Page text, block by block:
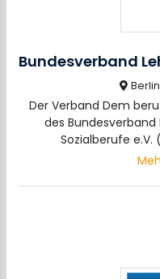
Berlin
Der Verband Dem
des
Sozialberufe e.V.